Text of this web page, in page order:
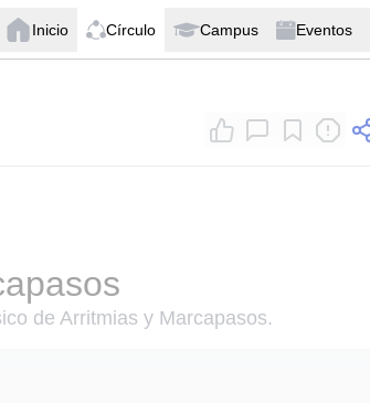
Inicio Círculo Campus Eventos
de Arritmias y Marcapasos.